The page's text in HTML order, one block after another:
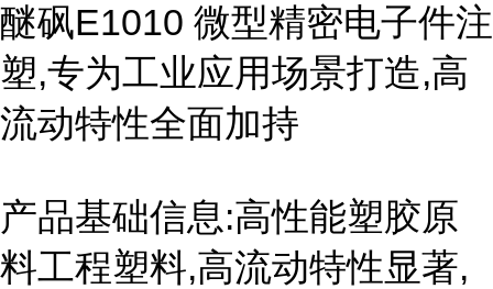
醚砜E1010 微型精密电子件注
塑,专为工业应用场景打造,高
流动特性全面加持
产品基础信息:高性能塑胶原
料工程塑料,高流动特性显著,